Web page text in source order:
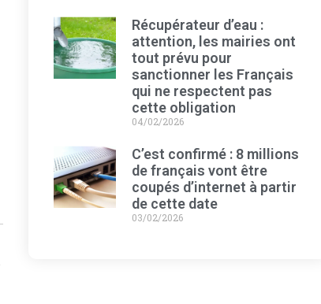
Récupérateur d’eau :
attention, les mairies ont
tout prévu pour
sanctionner les Français
qui ne respectent pas
cette obligation
04/02/2026
C’est confirmé : 8 millions
de français vont être
coupés d’internet à partir
de cette date
03/02/2026